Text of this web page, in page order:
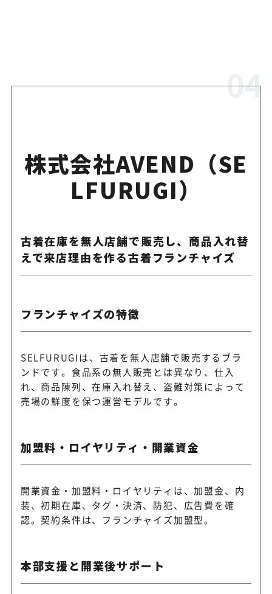
株式会社AVEND（SE
LFURUGI）
古着在庫を無人店舗で販売し、商品入れ替
えで来店理由を作る古着フランチャイズ
フランチャイズの特徴
SELFURUGIは、古着を無人店舗で販売するブラ
ンドです。食品系の無人販売とは異なり、仕入
れ、商品陳列、在庫入れ替え、盗難対策によって
売場の鮮度を保つ運営モデルです。
加盟料・ロイヤリティ・開業資金
開業資金・加盟料・ロイヤリティは、加盟金、内
装、初期在庫、タグ・決済、防犯、広告費を確
認。契約条件は、フランチャイズ加盟型。
本部支援と開業後サポート